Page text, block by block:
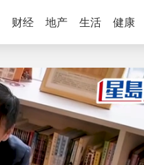
财经 地产 生活 健康